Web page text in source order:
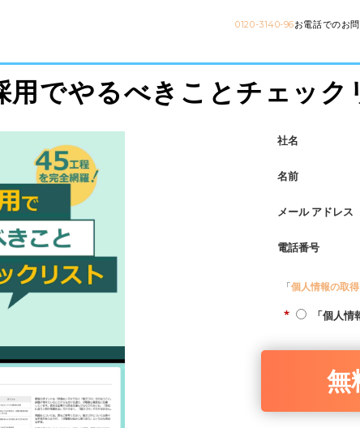
0120-3140-96お電話でのお
用でやるべきことチェック
社名
名前
メール アドレス
電話番号
「個人情報の取
* 「個人
無